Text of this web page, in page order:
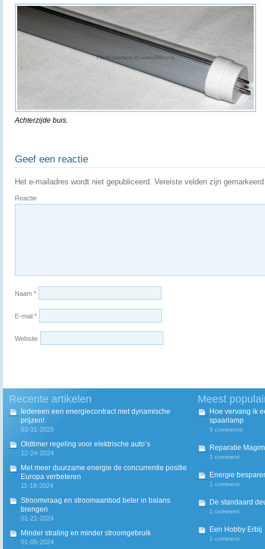
Achterzijde buis.
Geef een reactie
Het e-mailadres wordt niet gepubliceerd. Vereiste velden zijn
Reactie
Naam *
E-mail *
Website
Recente artikelen
Iedereen een energiecontract met dynamische
prijzen!
03-31-2025
Oldtimer regeling voor elektrische auto’s
12-24-2024
Met meer duurzame energie de concurrentie positie
Europa verbeteren
11-18-2024
Stroomvraag en stroomaanbod beter in balans
brengen
01-21-2024
Minder straling en minder stroomgebruik
01-05-2024
Meest
Hoe vervang ik
spaarlamp
5 comments
Reparatie
1 comment
Energie
1 comment
De standaard
1 comment
Een Hobby Erbij
1 comment